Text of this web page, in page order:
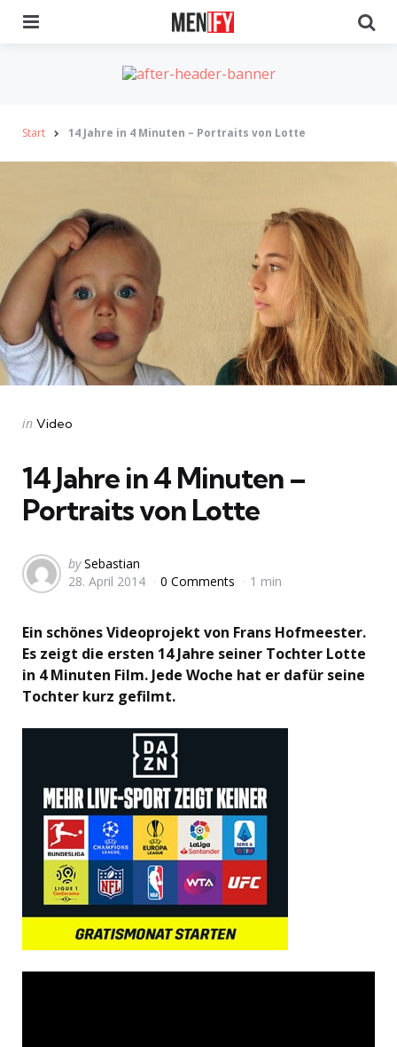
Start 14 Jahre in 4 Minuten – Portraits von Lotte
Categories
Posted
in Video
14 Jahre in 4 Minuten –
Portraits von Lotte
Posted
by
by Sebastian
28. April 2014
0 Comments 1 min
Ein schönes Videoprojekt von Frans Hofmeester.
Es zeigt die ersten 14 Jahre seiner Tochter Lotte
in 4 Minuten Film. Jede Woche hat er dafür seine
Tochter kurz gefilmt.